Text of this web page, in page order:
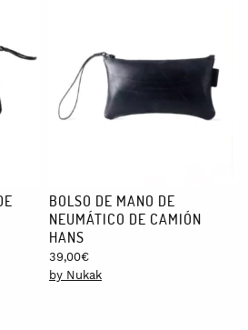
BOLSO DE MANO DE
NEUMÁTICO DE CAMIÓN
HANS
39,00€
by Nukak